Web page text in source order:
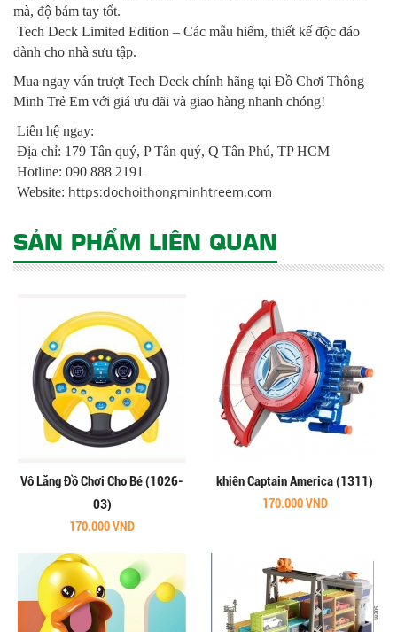
mà, độ bám tay tốt.
Tech Deck Limited Edition – Các mẫu hiếm, thiết kế độc đáo
dành cho nhà sưu tập.
Mua ngay ván trượt Tech Deck chính hãng tại Đồ Chơi Thông
Minh Trẻ Em với giá ưu đãi và giao hàng nhanh chóng!
Liên hệ ngay:
Địa chỉ: 179 Tân quý, P Tân quý, Q Tân Phú, TP HCM
Hotline: 090 888 2191
Website: https:dochoithongminhtreem.com
SẢN PHẨM LIÊN QUAN
Vô Lăng Đồ Chơi Cho Bé (1026-
03)
170.000 VND
khiên Captain America (1311)
170.000 VND